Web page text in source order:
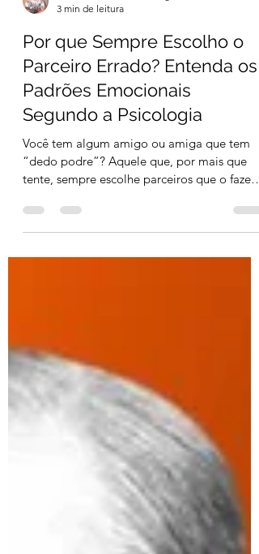
Alessander Raker Stehling
3 min de leitura
Por que Sempre Escolho o
Parceiro Errado? Entenda os
Padrões Emocionais
Segundo a Psicologia
Você tem algum amigo ou amiga que tem
“dedo podre”? Aquele que, por mais que